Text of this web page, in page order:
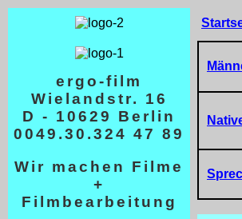
ergo-film
Wielandstr. 16
D - 10629 Berlin
0049.30.324 47 89
Wir machen Filme
+
Filmbearbeitung